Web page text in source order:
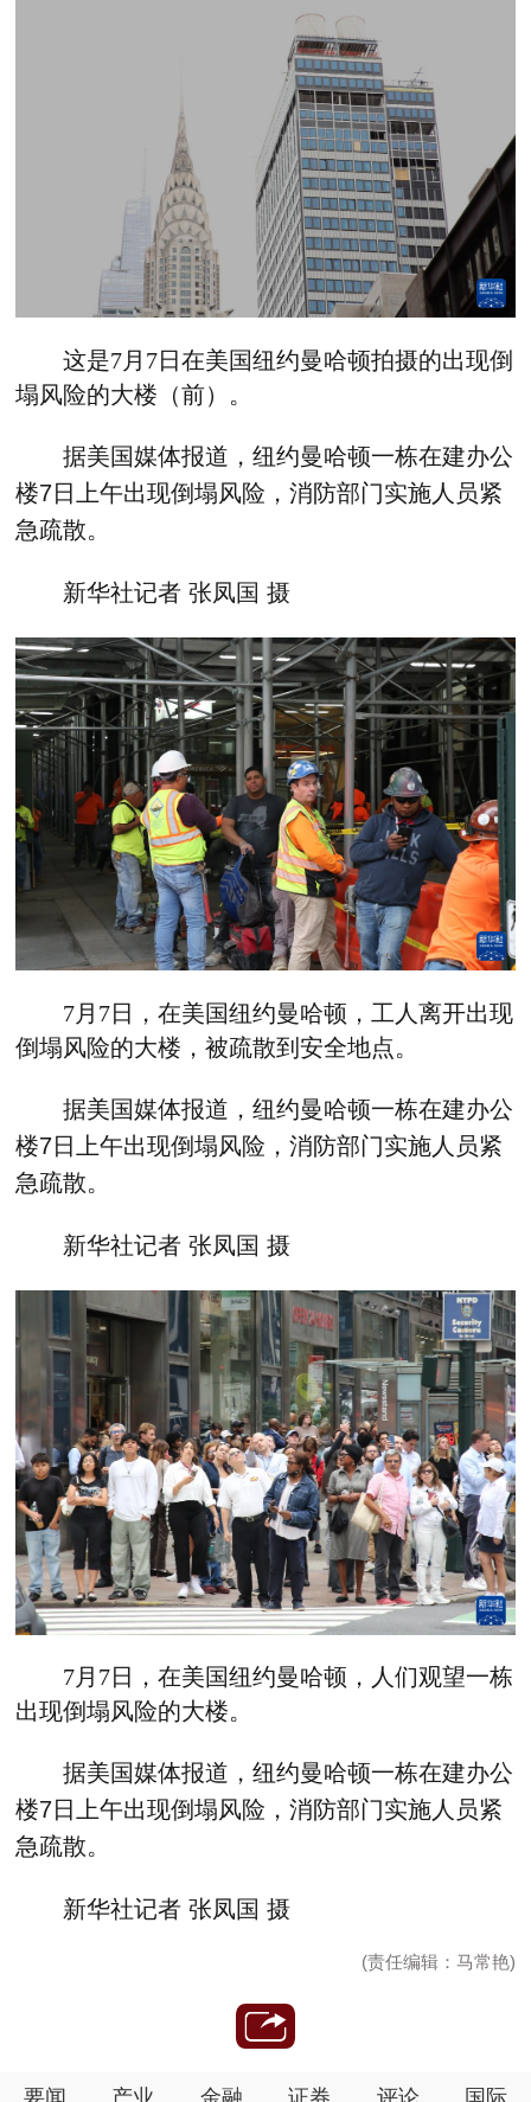
这是7月7日在美国纽约曼哈顿拍摄的出现倒
塌风险的大楼（前）。
据美国媒体报道，纽约曼哈顿一栋在建办公
楼7日上午出现倒塌风险，消防部门实施人员紧
急疏散。
新华社记者 张凤国 摄
7月7日，在美国纽约曼哈顿，工人离开出现
倒塌风险的大楼，被疏散到安全地点。
据美国媒体报道，纽约曼哈顿一栋在建办公
楼7日上午出现倒塌风险，消防部门实施人员紧
急疏散。
新华社记者 张凤国 摄
7月7日，在美国纽约曼哈顿，人们观望一栋
出现倒塌风险的大楼。
据美国媒体报道，纽约曼哈顿一栋在建办公
楼7日上午出现倒塌风险，消防部门实施人员紧
急疏散。
新华社记者 张凤国 摄
(责任编辑：马常艳)